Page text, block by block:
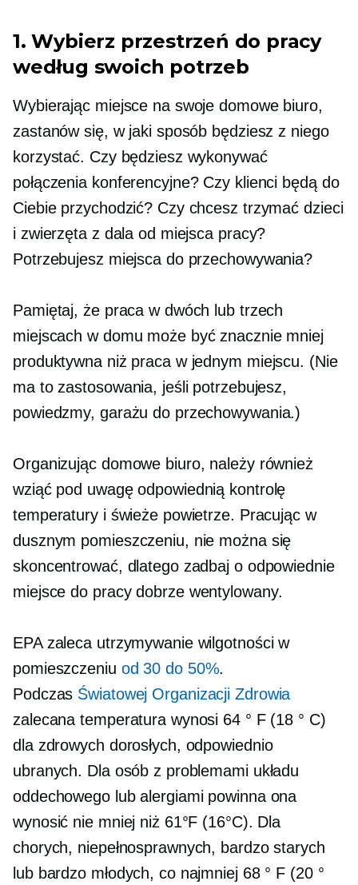
1. Wybierz przestrzeń do pracy
według swoich potrzeb
Wybierając miejsce na swoje domowe biuro,
zastanów się, w jaki sposób będziesz z niego
korzystać. Czy będziesz wykonywać
połączenia konferencyjne? Czy klienci będą do
Ciebie przychodzić? Czy chcesz trzymać dzieci
i zwierzęta z dala od miejsca pracy?
Potrzebujesz miejsca do przechowywania?
Pamiętaj, że praca w dwóch lub trzech
miejscach w domu może być znacznie mniej
produktywna niż praca w jednym miejscu. (Nie
ma to zastosowania, jeśli potrzebujesz,
powiedzmy, garażu do przechowywania.)
Organizując domowe biuro, należy również
wziąć pod uwagę odpowiednią kontrolę
temperatury i świeże powietrze. Pracując w
dusznym pomieszczeniu, nie można się
skoncentrować, dlatego zadbaj o odpowiednie
miejsce do pracydobrze wentylowany.
EPA zaleca utrzymywanie wilgotności w
pomieszczeniu od 30 do 50%.
Podczas Światowej Organizacji Zdrowia
zalecana temperatura wynosi 64 ° F (18 ° C)
dla zdrowych dorosłych, odpowiednio
ubranych. Dla osób z problemami układu
oddechowego lub alergiami powinna ona
wynosić nie mniej niż 61°F (16°C). Dla
chorych, niepełnosprawnych, bardzo starych
lub bardzo młodych, co najmniej 68 ° F (20 °